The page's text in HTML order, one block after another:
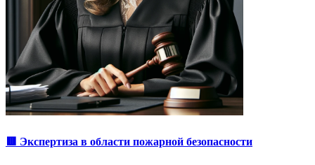
🟥 Экспертиза в области пожарной безопасности